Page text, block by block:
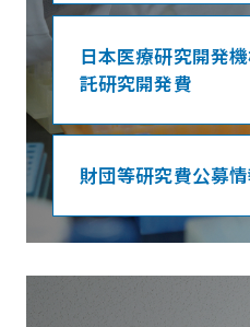
日本医療研究開発
託研究開発費
財団等研究費公募